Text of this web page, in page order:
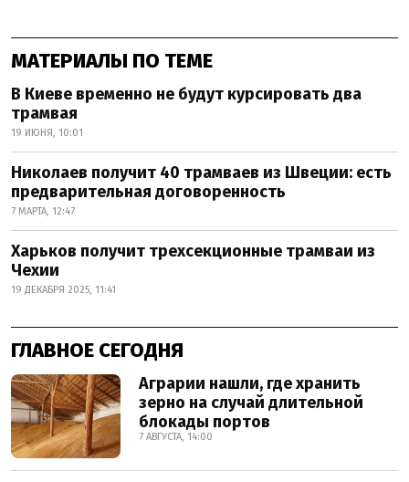
МАТЕРИАЛЫ ПО ТЕМЕ
В Киеве временно не будут курсировать два
трамвая
19 ИЮНЯ, 10:01
Николаев получит 40 трамваев из Швеции: есть
предварительная договоренность
7 МАРТА, 12:47
Харьков получит трехсекционные трамваи из
Чехии
19 ДЕКАБРЯ 2025, 11:41
ГЛАВНОЕ СЕГОДНЯ
Аграрии нашли, где хранить
зерно на случай длительной
блокады портов
7 АВГУСТА, 14:00